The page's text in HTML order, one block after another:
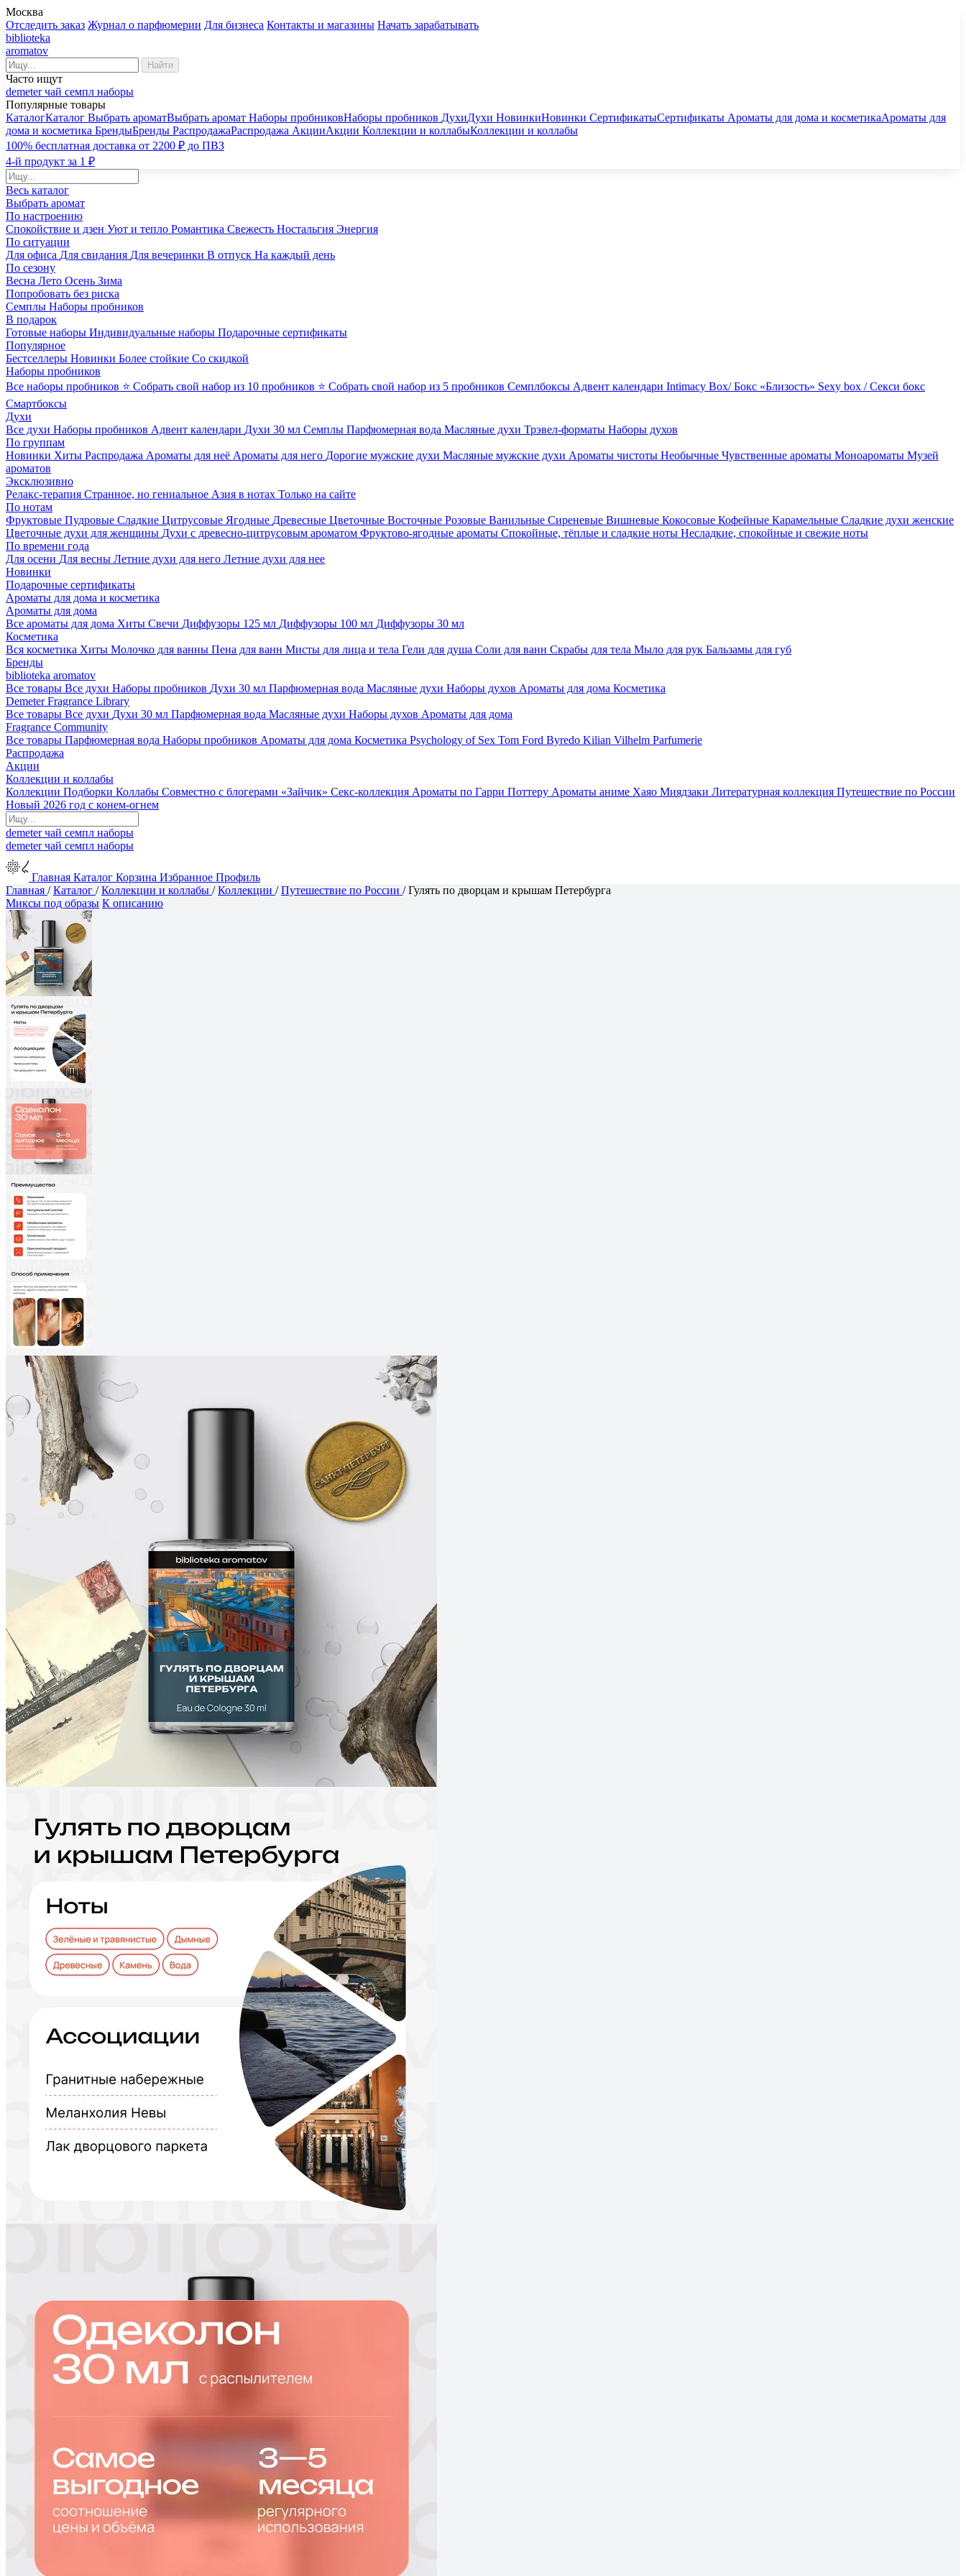
Москва
Отследить заказ Журнал о парфюмерии Для бизнеса Контакты и магазины Начать зарабатывать
biblioteka
aromatov
Найти
Часто ищут
demeterчай семпл наборы
Популярные товары
КаталогКаталог Выбрать ароматВыбрать аромат Наборы пробниковНаборы пробников ДухиДухи НовинкиНовинки СертификатыСертификаты Ароматы для дома и косметикаАроматы для
дома и косметика БрендыБренды РаспродажаРаспродажа АкцииАкции Коллекции и коллабыКоллекции и коллабы
100% бесплатная доставка от 2200 ₽ до ПВЗ
4-й продукт за 1 ₽
Весь каталог
Выбрать аромат
По настроению
Спокойствие и дзен Уют и тепло Романтика Свежесть Ностальгия Энергия
По ситуации
Для офиса Для свидания Для вечеринки В отпуск На каждый день
По сезону
Весна Лето Осень Зима
Попробовать без риска
Семплы Наборы пробников
В подарок
Готовые наборы Индивидуальные наборы Подарочные сертификаты
Популярное
Бестселлеры Новинки Более стойкие Со скидкой
Наборы пробников
Все наборы пробников ⭐ Собрать свой набор из 10 пробников ⭐ Собрать свой набор из 5 пробников Семплбоксы Адвент календари Intimacy Box/ Бокс «Близость» Sexy box / Секси бокс
Смартбоксы
Духи
Все духи Наборы пробников Адвент календари Духи 30 мл Семплы Парфюмерная вода Масляные духи Трэвел-форматы Наборы духов
По группам
Новинки Хиты Распродажа Ароматы для неё Ароматы для него Дорогие мужские духи Масляные мужские духи Ароматы чистоты Необычные Чувственные ароматы Моноароматы Музей
ароматов
Эксклюзивно
Релакс-терапия Странное, но гениальное Азия в нотах Только на сайте
По нотам
Фруктовые Пудровые Сладкие Цитрусовые Ягодные Древесные Цветочные Восточные Розовые Ванильные Сиреневые Вишневые Кокосовые Кофейные Карамельные Сладкие духи женские
Цветочные духи для женщины Духи с древесно-цитрусовым ароматом Фруктово-ягодные ароматы Спокойные, тёплые и сладкие ноты Несладкие, спокойные и свежие ноты
По времени года
Для осени Для весны Летние духи для него Летние духи для нее
Новинки
Подарочные сертификаты
Ароматы для дома и косметика
Ароматы для дома
Все ароматы для дома Хиты Свечи Диффузоры 125 мл Диффузоры 100 мл Диффузоры 30 мл
Косметика
Вся косметика Хиты Молочко для ванны Пена для ванн Мисты для лица и тела Гели для душа Соли для ванн Скрабы для тела Мыло для рук Бальзамы для губ
Бренды
biblioteka aromatov
Все товары Все духи Наборы пробников Духи 30 мл Парфюмерная вода Масляные духи Наборы духов Ароматы для дома Косметика
Demeter Fragrance Library
Все товары Все духи Духи 30 мл Парфюмерная вода Масляные духи Наборы духов Ароматы для дома
Fragrance Community
Все товары Парфюмерная вода Наборы пробников Ароматы для дома Косметика Psychology of Sex Tom Ford Byredo Kilian Vilhelm Parfumerie
Распродажа
Акции
Коллекции и коллабы
Коллекции Подборки Коллабы Совместно с блогерами «Зайчик» Секс-коллекция Ароматы по Гарри Поттеру Ароматы аниме Хаяо Миядзаки Литературная коллекция Путешествие по России
Новый 2026 год с конем-огнем
demeterчай семпл наборы
demeterчай семпл наборы
Главная Каталог Корзина Избранное Профиль
Главная /Каталог /Коллекции и коллабы /Коллекции /Путешествие по России /Гулять по дворцам и крышам Петербурга
Миксы под образы К описанию